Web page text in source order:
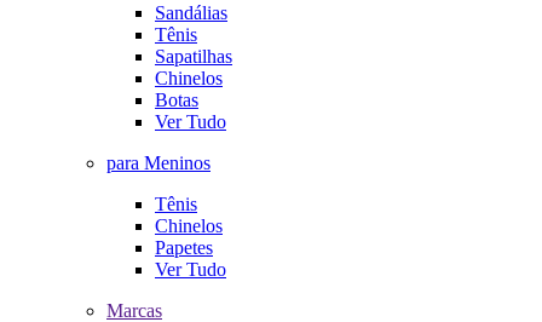
Sandálias
Tênis
Sapatilhas
Chinelos
Botas
Ver Tudo
para Meninos
Tênis
Chinelos
Papetes
Ver Tudo
Marcas